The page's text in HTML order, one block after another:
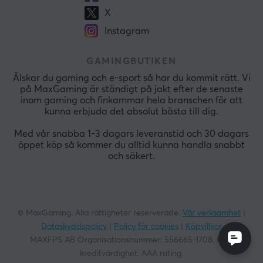
X
Instagram
GAMINGBUTIKEN
Älskar du gaming och e-sport så har du kommit rätt. Vi
på MaxGaming är ständigt på jakt efter de senaste
inom gaming och finkammar hela branschen för att
kunna erbjuda det absolut bästa till dig.
Med vår snabba 1-3 dagars leveranstid och 30 dagars
öppet köp så kommer du alltid kunna handla snabbt
och säkert.
© MaxGaming. Alla rättigheter reserverade. Vår verksamhet
Dataskyddspolicy
Policy för cookies
Köpvillkor
MAXFPS AB Organisationsnummer: 556665-1708. God
kreditvärdighet. AAA rating.